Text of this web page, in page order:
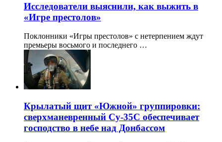
Исследователи выяснили, как выжить в
«Игре престолов»
Поклонники «Игры престолов» с нетерпением ждут
премьеры восьмого и последнего …
Крылатый щит «Южной» группировки:
сверхманевренный Су-35С обеспечивает
господство в небе над Донбассом